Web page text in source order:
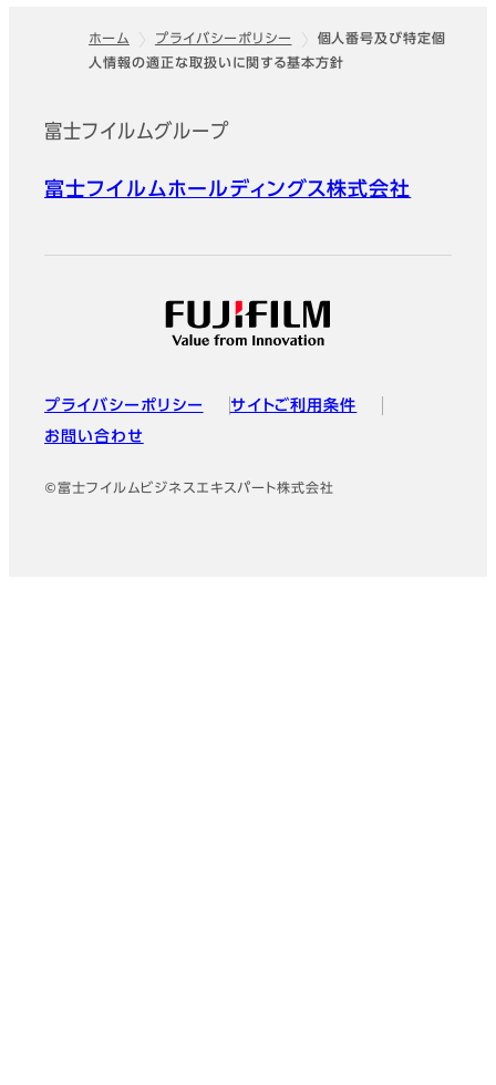
フッター
ホーム プライバシーポリシー
個人番号及び特定個
人情報の適正な取扱いに関する基本方針
富士フイルムグループ
富士フイルムホールディングス株式会社
プライバシーポリシー
サイトご利用条件
お問い合わせ
©富士フイルムビジネスエキスパート株式会社